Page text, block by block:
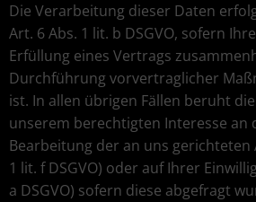
Die Verarbeitung dieser Daten
Art. 6 Abs. 1 lit. b DSGVO, sofern
Erfüllung eines Vertrags
Durchführung vorvertraglicher
ist. In allen übrigen Fällen beruht
unserem berechtigten Interesse an
Bearbeitung der an uns gerichteten
1 lit. f DSGVO) oder auf Ihrer
a DSGVO) sofern diese abgefragt